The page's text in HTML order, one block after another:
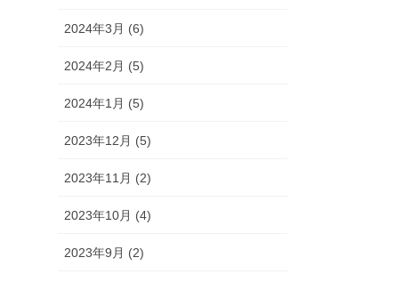
2024年3月 (6)
2024年2月 (5)
2024年1月 (5)
2023年12月 (5)
2023年11月 (2)
2023年10月 (4)
2023年9月 (2)